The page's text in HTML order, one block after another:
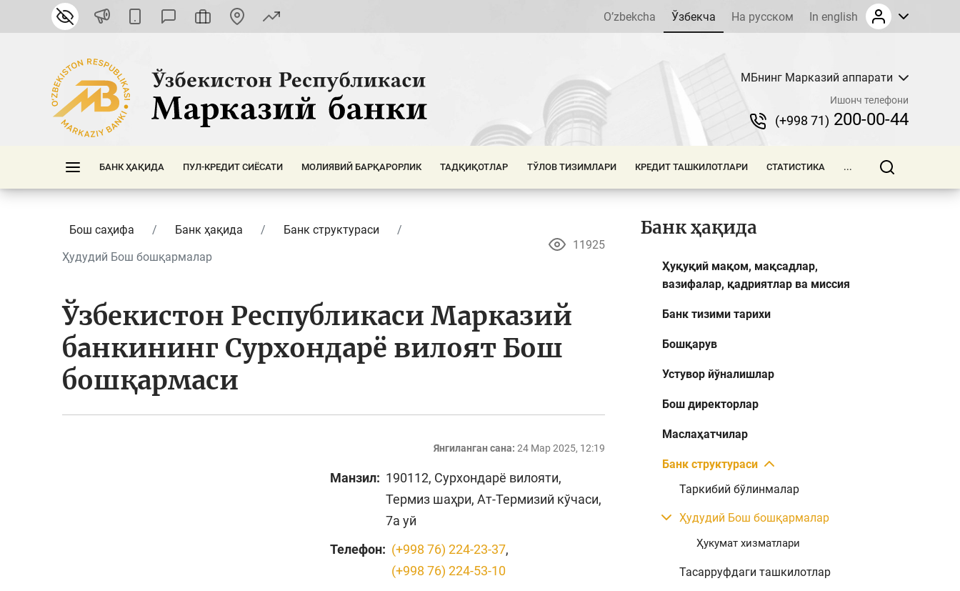
O’zbekcha Ўзбекча На русском In english
МБнинг Марказий аппарати
Ишонч телефони
(+998 71) 200-00-44
БАНК ҲАҚИДА ПУЛ-КРЕДИТ СИЁСАТИ МОЛИЯВИЙ БАРҚАРОРЛИК ТАДҚИҚОТЛАР ТЎЛОВ ТИЗИМЛАРИ КРЕДИТ ТАШКИЛОТЛАРИ СТАТИСТИКА ...
Бош саҳифа Банк ҳақида
Банк структураси
Ҳудудий Бош бошқармалар
11925
Ўзбекистон Республикаси Марказий
банкининг Сурхондарё вилоят Бош
бошқармаси
Янгиланган сана: 24 Мар 2025, 12:19
Манзил: 190112, Сурхондарё вилояти,
Термиз шаҳри, Ат-Термизий кўчаси,
7а уй
Телефон: (+998 76) 224-23-37,
(+998 76) 224-53-10
Банк ҳақида
Ҳуқуқий мақом, мақсадлар,
вазифалар, қадриятлар ва миссия
Банк тизими тарихи
Бошқарув
Устувор йўналишлар
Бош директорлар
Маслаҳатчилар
Банк структураси
Таркибий бўлинмалар
Ҳудудий Бош бошқармалар
Ҳукумат хизматлари
Тасарруфдаги ташкилотлар